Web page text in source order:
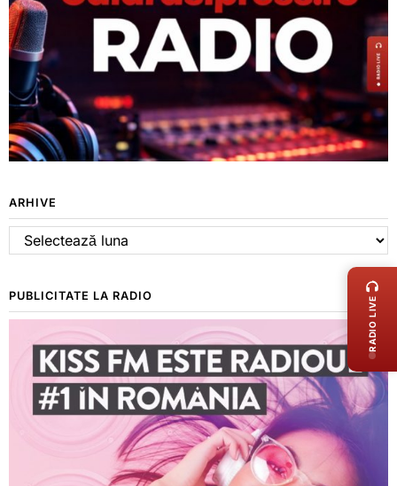
ARHIVE
Arhive
PUBLICITATE LA RADIO
LIVE
RADIO LIVE